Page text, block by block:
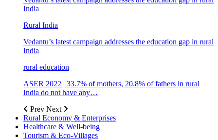
India
Rural India
Vedantu’s latest campaign addresses the education gap in rural
India
rural education
ASER 2022 | 33.7% of mothers, 20.8% of fathers in rural
India do not have any…
Prev Next
Rural Economy & Enterprises
Healthcare & Well-being
Tourism & Eco-Villages